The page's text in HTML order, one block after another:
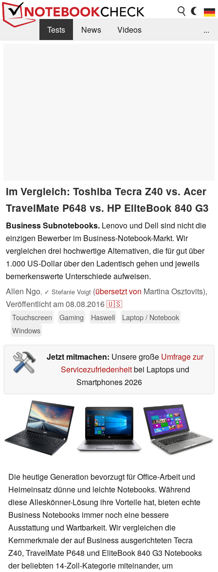
Tests News
Videos
...
Im Vergleich: Toshiba Tecra Z40 vs. Acer
TravelMate P648 vs. HP EliteBook 840 G3
Business Subnotebooks. Lenovo und Dell sind nicht die
einzigen Bewerber im Business-Notebook-Markt. Wir
vergleichen drei hochwertige Alternativen, die für gut über
1.000 US-Dollar über den Ladentisch gehen und jeweils
bemerkenswerte Unterschiede aufweisen.
Allen Ngo, ✓ Stefanie Voigt (übersetzt von Martina Osztovits),
Veröffentlicht am08.08.2016🇺🇸
Touchscreen Gaming Haswell
Laptop / Notebook
Windows
Jetzt mitmachen: Unsere große Umfrage zur
Servicezufriedenheitbei Laptops und
Smartphones 2026
Die heutige Generation bevorzugt für Office-Arbeit und
Heimeinsatz dünne und leichte Notebooks. Während
diese Alleskönner-Lösung ihre Vorteile hat, bieten echte
Business Notebooks immer noch eine bessere
Ausstattung und Wartbarkeit. Wir vergleichen die
Kernmerkmale der auf Business ausgerichteten Tecra
Z40, TravelMate P648 und EliteBook 840 G3 Notebooks
der beliebten 14-Zoll-Kategorie miteinander, um